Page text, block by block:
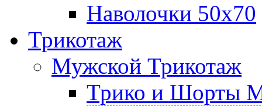
Наволочки 50х70
Трикотаж
Мужской Трикотаж
Трико и Шорты